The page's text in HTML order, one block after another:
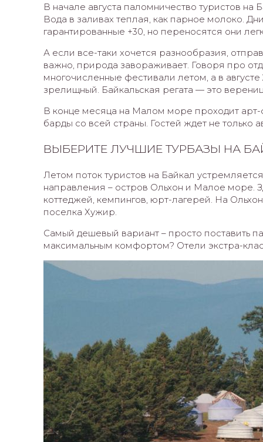
В начале августа паломничество туристов
Вода в заливах теплая, как парное молоко.
гарантированные +30, но переносятся они
А если все-таки хочется разнообразия,
важно, природа завораживает. Говоря про
многочисленные фестивали летом, а в
зрелищный. Байкальская регата — это
В конце месяца на Малом море проходит арт-
барды со всей страны. Гостей ждет не только
ВЫБЕРИТЕ ЛУЧШИЕ ТУРБАЗЫ НА
Летом поток туристов на Байкал
направления – остров Ольхон и Малое море.
коттеджей, кемпингов, юрт-лагерей. На
поселка Хужир.
Самый дешевый вариант – просто поставить
максимальным комфортом? Отели экстра-